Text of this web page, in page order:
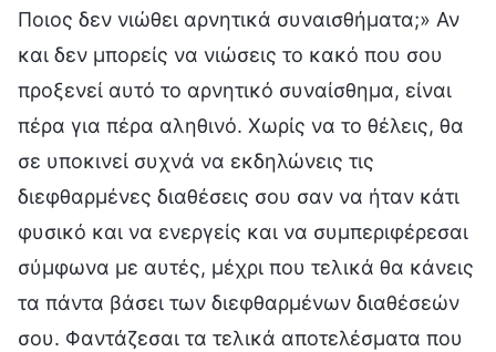
Ποιος δεν νιώθει αρνητικά συναισθήματα;» Αν
και δεν μπορείς να νιώσεις το κακό που σου
προξενεί αυτό το αρνητικό συναίσθημα, είναι
πέρα για πέρα αληθινό. Χωρίς να το θέλεις, θα
σε υποκινεί συχνά να εκδηλώνεις τις
διεφθαρμένες διαθέσεις σου σαν να ήταν κάτι
φυσικό και να ενεργείς και να συμπεριφέρεσαι
σύμφωνα με αυτές, μέχρι που τελικά θα κάνεις
τα πάντα βάσει των διεφθαρμένων διαθέσεών
σου. Φαντάζεσαι τα τελικά αποτελέσματα που